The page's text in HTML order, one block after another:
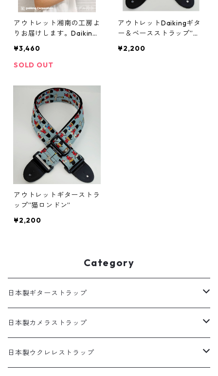
アウトレット湘南の工房よ
りお届けします。Daiking
プスタンダード。幅4cm、
長さ約69cm（革部分）革
1cm、テープ長さ約30c
¥3,460
SOLD OUT
アウトレットDaikingギタ
ー＆ベースストラップ”文
¥2,200
アウトレットギターストラ
ップ”猫ロンドン”
¥2,200
Category
日本製ギターストラップ
SELECTシリーズ(織物生地)
プリント生地ギターストラップ
日本製カメラストラップ
生地製カメラストラップ
日本製ウクレレストラップ